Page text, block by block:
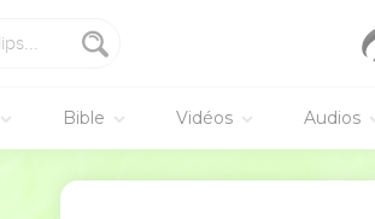
Bible Vidéos Audios